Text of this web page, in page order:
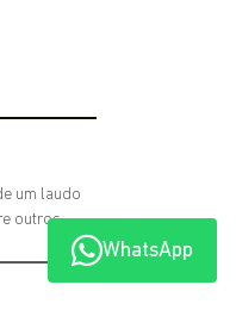
um laudo
outros.
WhatsApp